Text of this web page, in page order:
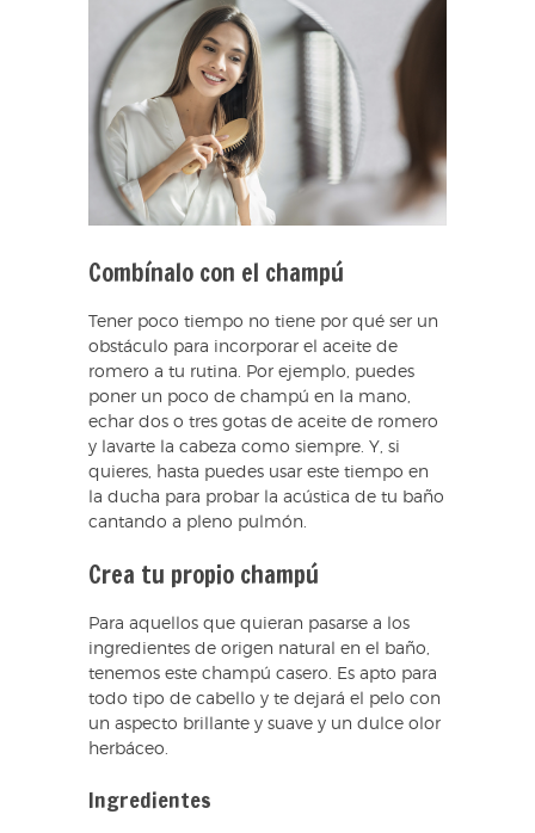
Combínalo con el champú
Tener poco tiempo no tiene por qué ser un
obstáculo para incorporar el aceite de
romero a tu rutina. Por ejemplo, puedes
poner un poco de champú en la mano,
echar dos o tres gotas de aceite de romero
y lavarte la cabeza como siempre. Y, si
quieres, hasta puedes usar este tiempo en
la ducha para probar la acústica de tu baño
cantando a pleno pulmón.
Crea tu propio champú
Para aquellos que quieran pasarse a los
ingredientes de origen natural en el baño,
tenemos este champú casero. Es apto para
todo tipo de cabello y te dejará el pelo con
un aspecto brillante y suave y un dulce olor
herbáceo.
Ingredientes